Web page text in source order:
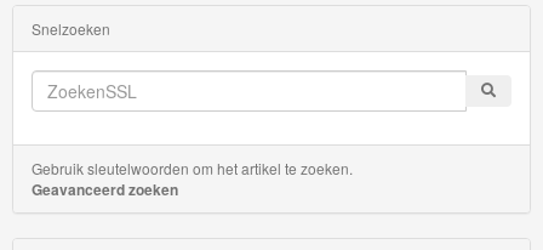
Snelzoeken
Gebruik sleutelwoorden om het artikel te zoeken.
Geavanceerd zoeken